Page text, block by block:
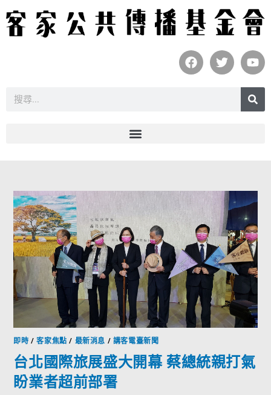
即時 /客家焦點 / 最新消息 / 講客電臺新聞
台北國際旅展盛大開幕 蔡總統親打氣
盼業者超前部署